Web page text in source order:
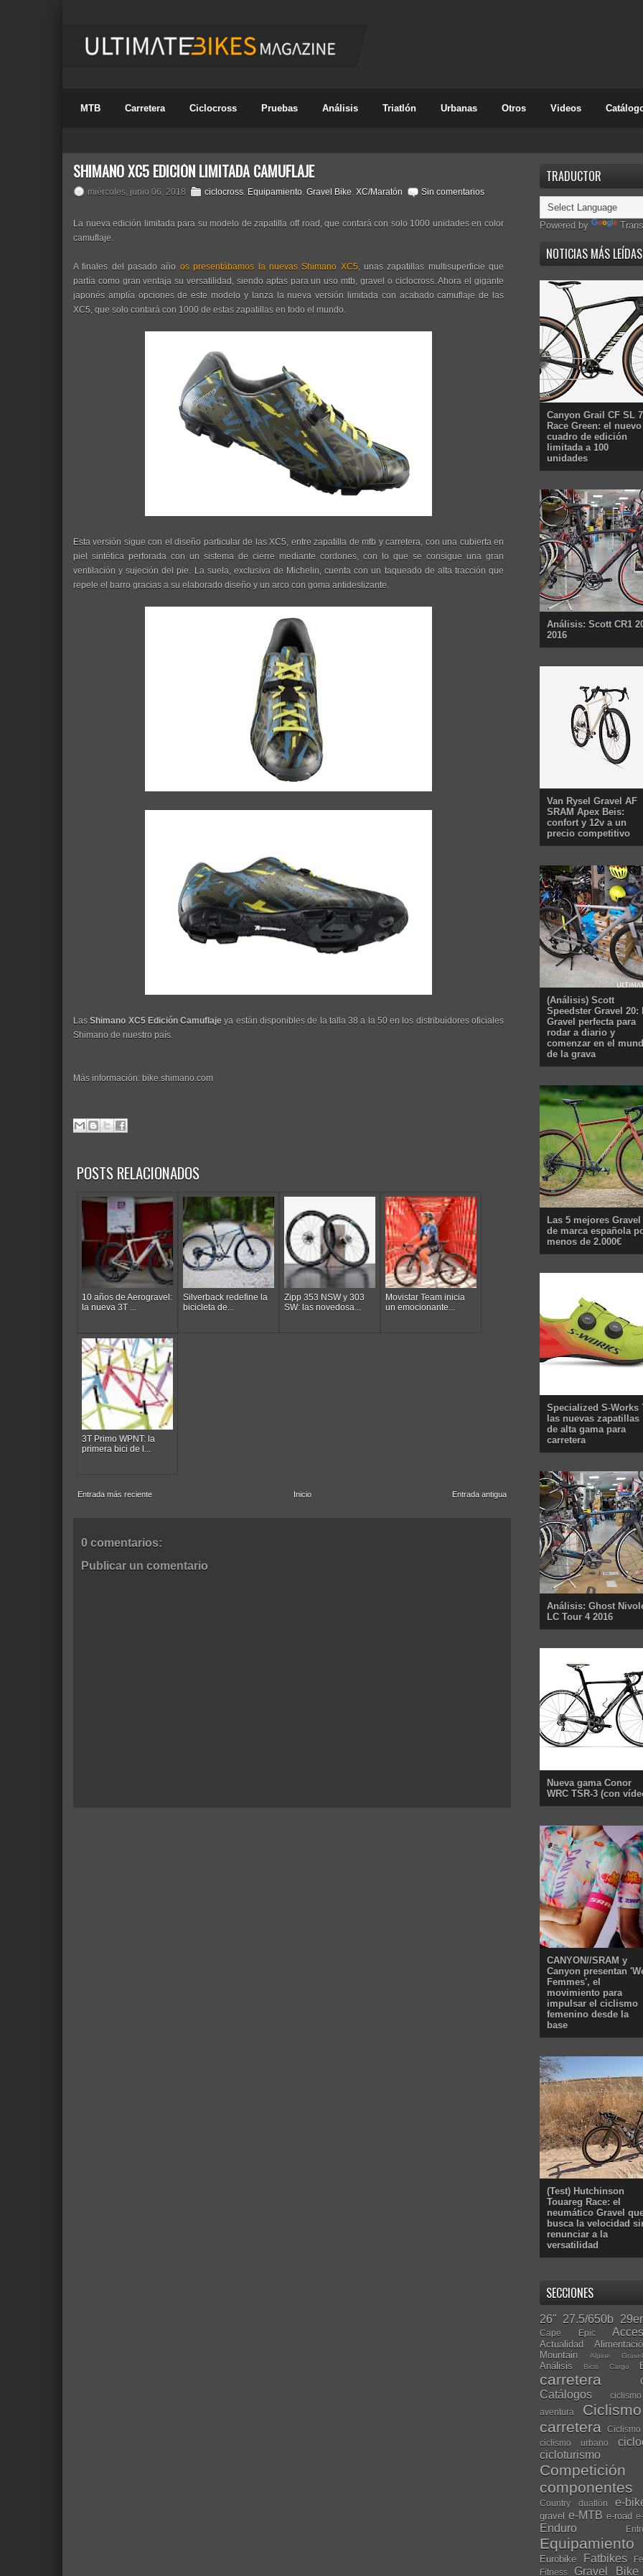
MTB Carretera Ciclocross Pruebas Análisis Triatlón Urbanas Otros Videos
SHIMANO XC5 EDICIÓN LIMITADA CAMUFLAJE
miércoles, junio 06, 2018 ciclocross, Equipamiento, Gravel Bike, XC/Maratón Sin comentarios
La nueva edición limitada para su modelo de zapatilla off road, que contará con solo 1000 unidades en color
camuflaje.
A finales del pasado año os presentábamos la nuevas Shimano XC5, unas zapatillas multisuperficie que
partía como gran ventaja su versatilidad, siendo aptas para un uso mtb, gravel o ciclocross. Ahora el gigante
japonés amplía opciones de este modelo y lanza la nueva versión limitada con acabado camuflaje de las
XC5, que solo contará con 1000 de estas zapatillas en todo el mundo.
Esta versión sigue con el diseño particular de las XC5, entre zapatilla de mtb y carretera, con una cubierta en
piel sintética perforada con un sistema de cierre mediante cordones, con lo que se consigue una gran
ventilación y sujeción del pie. La suela, exclusiva de Michelin, cuenta con un taqueado de alta tracción que
repele el barro gracias a su elaborado diseño y un arco con goma antideslizante.
LasShimano XC5 Edición Camuflaje ya están disponibles de la talla 38 a la 50 en los distribuidores oficiales
Shimano de nuestro país.
Más información: bike.shimano.com
POSTS RELACIONADOS
10 años de Aerogravel:
la nueva 3T ...
Silverback redefine la
bicicleta de...
Zipp 353 NSW y 303
SW: las novedosa...
Movistar Team inicia
un emocionante...
3T Primo WPNT: la
primera bici de l...
Entrada más reciente Entrada antigua
Inicio
0 comentarios:
Publicar un comentario
TRADUCTOR
Powered by
NOTICIAS MÁS LEÍDAS
Canyon Grail CF SL 7
Race Green: el nuevo
cuadro de edición
limitada a 100
unidades
Análisis: Scott CR1
2016
Van Rysel Gravel AF
SRAM Apex Beis:
confort y 12v a un
precio competitivo
(Análisis) Scott
Speedster Gravel 20:
Gravel perfecta para
rodar a diario y
comenzar en el
de la grava
Las 5 mejores Gravel
de marca española
menos de 2.000€
Specialized S-Works
las nuevas zapatillas
de alta gama para
carretera
Análisis: Ghost
LC Tour 4 2016
Nueva gama Conor
WRC TSR-3 (con
CANYON//SRAM y
Canyon presentan
Femmes', el
movimiento para
impulsar el ciclismo
femenino desde la
base
(Test) Hutchinson
Touareg Race: el
neumático Gravel
busca la velocidad
renunciar a la
versatilidad
SECCIONES
26" 27.5/650b 29er
Cape Epic
Actualidad
Mountain
Alpine
Análisis Bicis Cargo
carretera
Catálogos
aventura
carretera
Ciclismo
ciclismo urbano
cicloturismo
Competición
componentes
Country duatlón e-
gravel e-MTB e-road
Enduro
Equipamiento
Eurobike Fatbikes
Fitness
Gravel Bike